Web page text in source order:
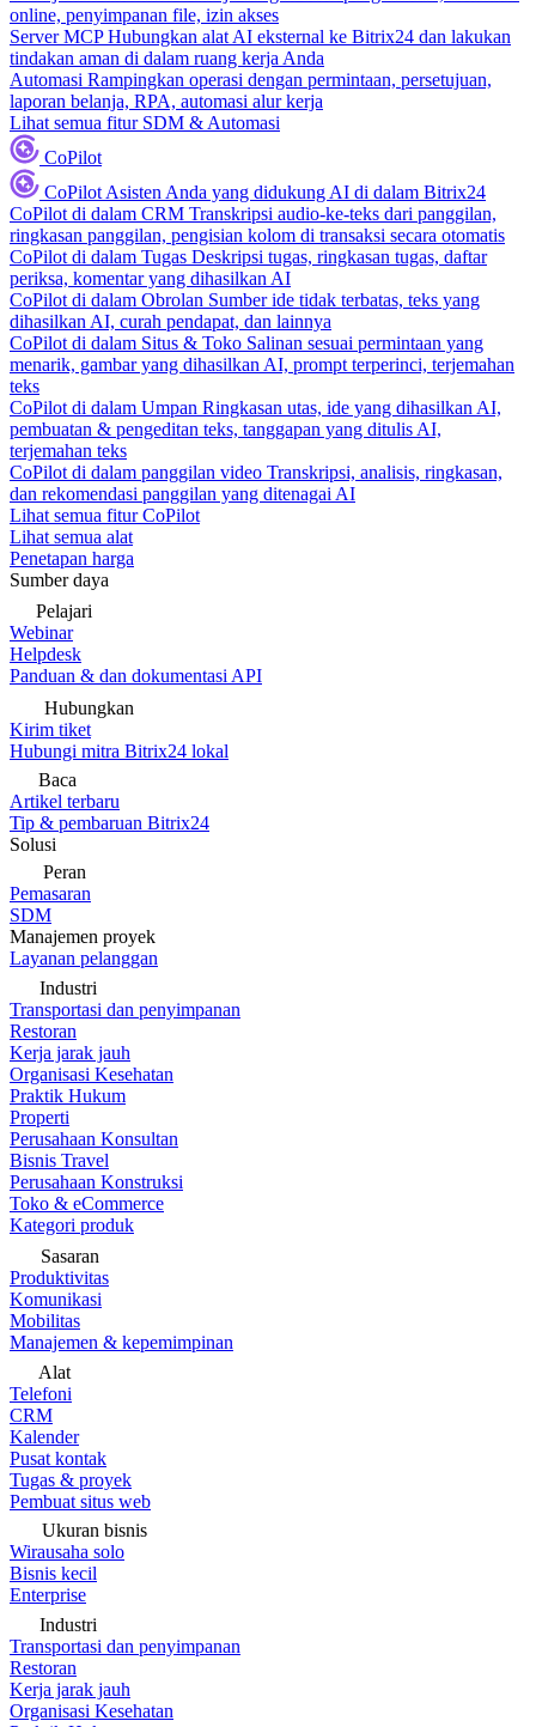
online, penyimpanan file, izin akses
Server MCP Hubungkan alat AI eksternal ke Bitrix24 dan lakukan
tindakan aman di dalam ruang kerja Anda
Automasi Rampingkan operasi dengan permintaan, persetujuan,
laporan belanja, RPA, automasi alur kerja
Lihat semua fitur SDM & Automasi
CoPilot
CoPilot Asisten Anda yang didukung AI di dalam Bitrix24
CoPilot di dalam CRM Transkripsi audio-ke-teks dari panggilan,
ringkasan panggilan, pengisian kolom di transaksi secara otomatis
CoPilot di dalam Tugas Deskripsi tugas, ringkasan tugas, daftar
periksa, komentar yang dihasilkan AI
CoPilot di dalam Obrolan Sumber ide tidak terbatas, teks yang
dihasilkan AI, curah pendapat, dan lainnya
CoPilot di dalam Situs & Toko Salinan sesuai permintaan yang
menarik, gambar yang dihasilkan AI, prompt terperinci, terjemahan
teks
CoPilot di dalam Umpan Ringkasan utas, ide yang dihasilkan AI,
pembuatan & pengeditan teks, tanggapan yang ditulis AI,
terjemahan teks
CoPilot di dalam panggilan video Transkripsi, analisis, ringkasan,
dan rekomendasi panggilan yang ditenagai AI
Lihat semua fitur CoPilot
Lihat semua alat
Penetapan harga
Sumber daya
Pelajari
Webinar
Helpdesk
Panduan & dan dokumentasi API
Hubungkan
Kirim tiket
Hubungi mitra Bitrix24 lokal
Baca
Artikel terbaru
Tip & pembaruan Bitrix24
Solusi
Peran
Pemasaran
SDM
Manajemen proyek
Layanan pelanggan
Industri
Transportasi dan penyimpanan
Restoran
Kerja jarak jauh
Organisasi Kesehatan
Praktik Hukum
Properti
Perusahaan Konsultan
Bisnis Travel
Perusahaan Konstruksi
Toko & eCommerce
Kategori produk
Sasaran
Produktivitas
Komunikasi
Mobilitas
Manajemen & kepemimpinan
Alat
Telefoni
CRM
Kalender
Pusat kontak
Tugas & proyek
Pembuat situs web
Ukuran bisnis
Wirausaha solo
Bisnis kecil
Enterprise
Industri
Transportasi dan penyimpanan
Restoran
Kerja jarak jauh
Organisasi Kesehatan